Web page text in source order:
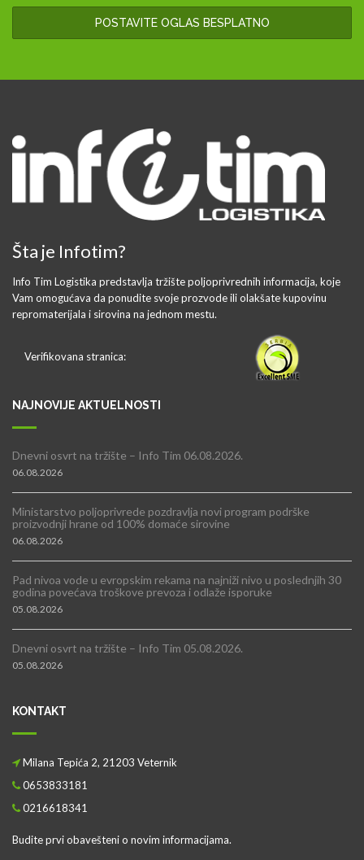
POSTAVITE OGLAS BESPLATNO
Šta je Infotim?
Info Tim Logistika predstavlja tržište poljoprivrednih informacija, koje
Vam omogućava da ponudite svoje prozvode ili olakšate kupovinu
repromaterijala i sirovina na jednom mestu.
Verifikovana stranica:
NAJNOVIJE AKTUELNOSTI
Dnevni osvrt na tržište – Info Tim 06.08.2026.
06.08.2026
Ministarstvo poljoprivrede pozdravlja novi program podrške
proizvodnji hrane od 100% domaće sirovine
06.08.2026
Pad nivoa vode u evropskim rekama na najniži nivo u poslednjih 30
godina povećava troškove prevoza i odlaže isporuke
05.08.2026
Dnevni osvrt na tržište – Info Tim 05.08.2026.
05.08.2026
KONTAKT
Milana Tepića 2, 21203 Veternik
0653833181
0216618341
Budite prvi obavešteni o novim informacijama.